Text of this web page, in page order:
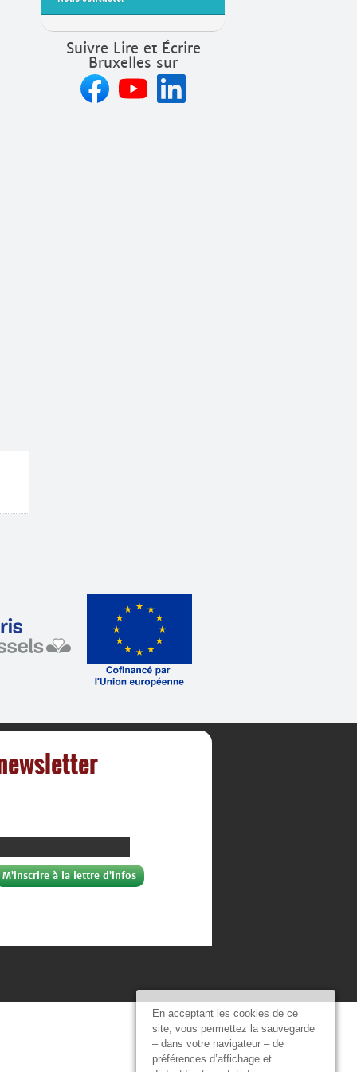
En acceptant les cookies de ce
site, vous permettez la sauvegarde
– dans votre navigateur – de
préférences d’affichage et
Suivre Lire et Écrire
Bruxelles sur